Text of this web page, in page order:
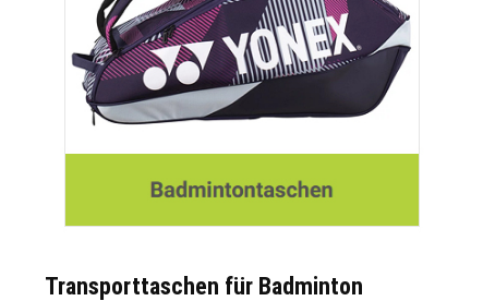
Transporttaschen für Badminton